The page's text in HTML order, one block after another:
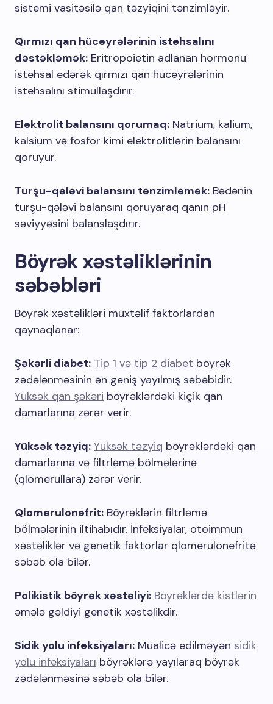
sistemi vasitəsilə qan təzyiqini tənzimləyir.
Qırmızı qan hüceyrələrinin istehsalını
dəstəkləmək: Eritropoietin adlanan hormonu
istehsal edərək qırmızı qan hüceyrələrinin
istehsalını stimullaşdırır.
Elektrolit balansını qorumaq: Natrium, kalium,
kalsium və fosfor kimi elektrolitlərin balansını
qoruyur.
Turşu-qələvi balansını tənzimləmək: Bədənin
turşu-qələvi balansını qoruyaraq qanın pH
səviyyəsini balanslaşdırır.
Böyrək xəstəliklərinin
səbəbləri
Böyrək xəstəlikləri müxtəlif faktorlardan
qaynaqlanar:
Şəkərli diabet: Tip 1 və tip 2 diabet böyrək
zədələnməsinin ən geniş yayılmış səbəbidir.
Yüksək qan şəkəri böyrəklərdəki kiçik qan
damarlarına zərər verir.
Yüksək təzyiq: Yüksək təzyiq böyrəklərdəki qan
damarlarına və filtrləmə bölmələrinə
(qlomerullara) zərər verir.
Qlomerulonefrit: Böyrəklərin filtrləmə
bölmələrinin iltihabıdır. İnfeksiyalar, otoimmun
xəstəliklər və genetik faktorlar qlomerulonefritə
səbəb ola bilər.
Polikistik böyrək xəstəliyi: Böyrəklərdə kistlərin
əmələ gəldiyi genetik xəstəlikdir.
Sidik yolu infeksiyaları: Müalicə edilməyən sidik
yolu infeksiyaları böyrəklərə yayılaraq böyrək
zədələnməsinə səbəb ola bilər.